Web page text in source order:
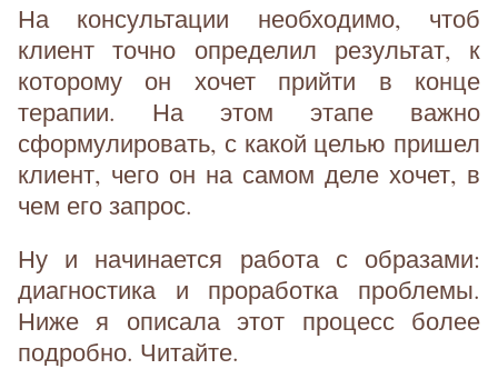
На консультации необходимо, чтоб
клиент точно определил результат, к
которому он хочет прийти в конце
терапии. На этом этапе важно
сформулировать, с какой целью пришел
клиент, чего он на самом деле хочет, в
чем его запрос.
Ну и начинается работа с образами:
диагностика и проработка проблемы.
Ниже я описала этот процесс более
подробно. Читайте.